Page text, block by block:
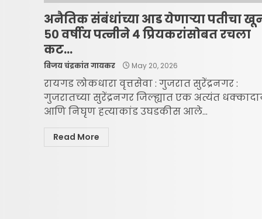
अनैतिक संबंधांच्या आड येणाऱ्या पतीचा
५० वर्षीय पत्नीने ४ प्रियकरांसोबत रचला
कट…
विजय चंद्रकांत गायकर May 20, 2026
रायगड लोकधारा वृत्तसेवा : गुजरात सुरेंद्रनगर :
गुजरातच्या सुरेंद्रनगर जिल्ह्यात एक अत्यंत
आणि निघृण हत्याकांड उघडकीस आले...
Read More